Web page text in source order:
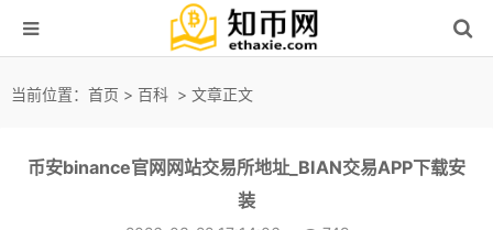
当前位置： 首页 > 百科 > 文章正文
币安binance官网网站交易所地址_BIAN交易APP下载安
装